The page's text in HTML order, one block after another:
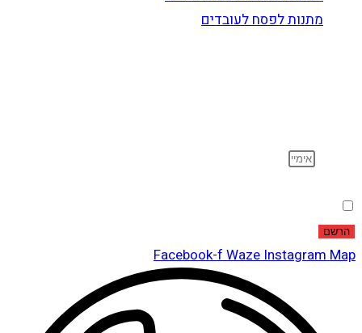
מתנות לפסח לעובדים
הרשם
Facebook-f Waze Instagram Map